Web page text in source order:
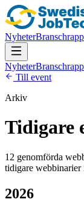
Nyheter
Nyheter
Till event
Arkiv
Tidigare
12 genomförda
tidigare webbinarier
2026